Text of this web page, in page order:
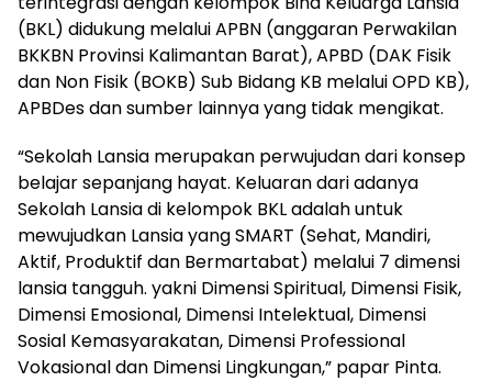
(BKL) didukung melalui APBN (anggaran Perwakilan
BKKBN Provinsi Kalimantan Barat), APBD (DAK Fisik
dan Non Fisik (BOKB) Sub Bidang KB melalui OPD KB),
APBDes dan sumber lainnya yang tidak mengikat.
“Sekolah Lansia merupakan perwujudan dari konsep
belajar sepanjang hayat. Keluaran dari adanya
Sekolah Lansia di kelompok BKL adalah untuk
mewujudkan Lansia yang SMART (Sehat, Mandiri,
Aktif, Produktif dan Bermartabat) melalui 7 dimensi
lansia tangguh. yakni Dimensi Spiritual, Dimensi Fisik,
Dimensi Emosional, Dimensi Intelektual, Dimensi
Sosial Kemasyarakatan, Dimensi Professional
Vokasional dan Dimensi Lingkungan,” papar Pinta.